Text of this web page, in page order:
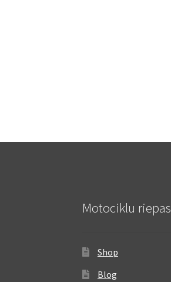
Motociklu riepas
Shop
Blog